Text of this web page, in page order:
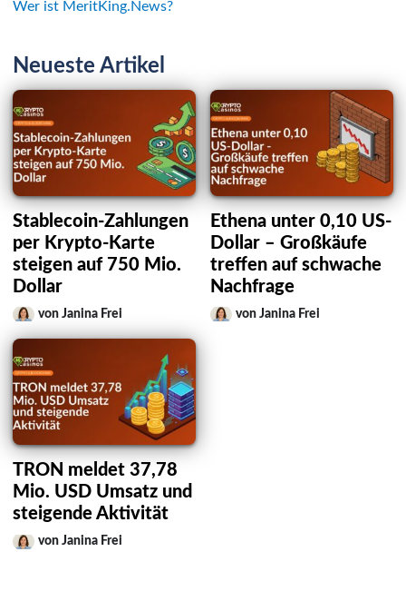
Wer ist MeritKing.News?
Neueste Artikel
Stablecoin-Zahlungen
per Krypto-Karte
steigen auf 750 Mio.
Dollar
von Janina Frei
Ethena unter 0,10 US-
Dollar – Großkäufe
treffen auf schwache
Nachfrage
von Janina Frei
TRON meldet 37,78
Mio. USD Umsatz und
steigende Aktivität
von Janina Frei